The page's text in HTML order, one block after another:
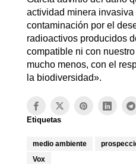
actividad minera invasiva
contaminación por el
radioactivos producidos
compatible ni con
mucho menos, con el
la biodiversidad».
Etiquetas
medio ambiente
Vox